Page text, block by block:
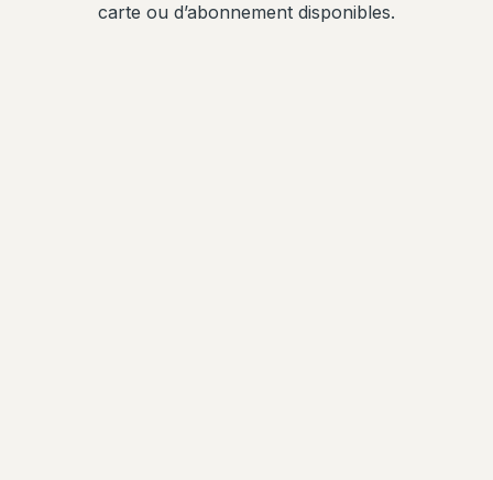
carte ou d’abonnement disponibles.